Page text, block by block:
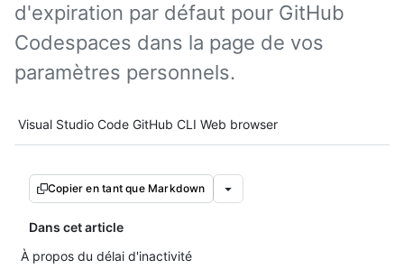
d'expiration par défaut pour GitHub
Codespaces dans la page de vos
paramètres personnels.
Tool navigation
Visual Studio Code GitHub CLI Web browser
Copier en tant que Markdown
Dans cet article
À propos du délai d'inactivité